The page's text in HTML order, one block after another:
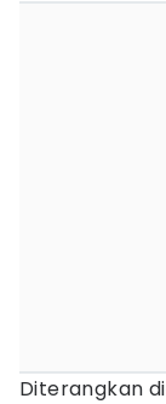
Diterangkan